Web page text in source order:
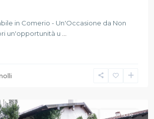
in Comerio - Un'Occasione da Non
un'opportunità u ...
Vendita Disponibile